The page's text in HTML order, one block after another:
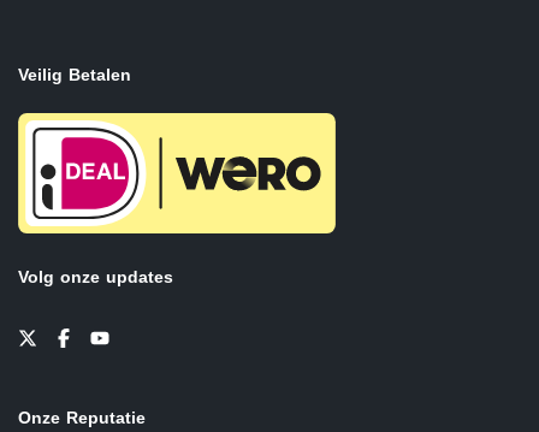
Veilig Betalen
Volg onze updates
Onze Reputatie